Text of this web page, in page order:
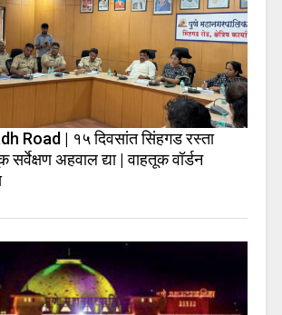
Road | १५ दिवसांत सिंहगड रस्ता
सर्वेक्षण अहवाल द्या | वाहतूक वॉर्डन